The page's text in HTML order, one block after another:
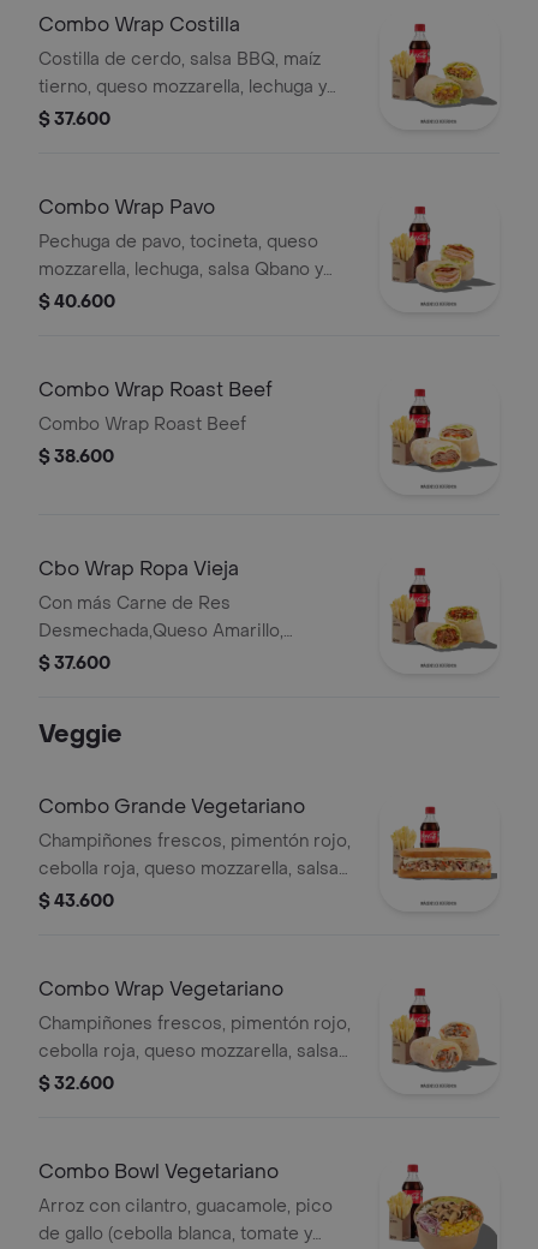
Combo Wrap Costilla
Costilla de cerdo, salsa BBQ, maíz
tierno, queso mozzarella, lechuga y
salsa Qbano, papas a la francesa y
$ 37.600
Combo Wrap Pavo
Pechuga de pavo, tocineta, queso
mozzarella, lechuga, salsa Qbano y
miel mostaza, papas y bebida.
$ 40.600
Combo Wrap Roast Beef
Combo Wrap Roast Beef
$ 38.600
Cbo Wrap Ropa Vieja
Con más Carne de Res
Desmechada,Queso Amarillo,
Lechuga, Tomate,Pimentón, Apio,
$ 37.600
Veggie
Combo Grande Vegetariano
Champiñones frescos, pimentón rojo,
cebolla roja, queso mozzarella, salsa
Qbano, papas francesa y bebida.
$ 43.600
Combo Wrap Vegetariano
Champiñones frescos, pimentón rojo,
cebolla roja, queso mozzarella, salsa
Qbano, papas y bebida.
$ 32.600
Combo Bowl Vegetariano
Arroz con cilantro, guacamole, pico
de gallo (cebolla blanca, tomate y